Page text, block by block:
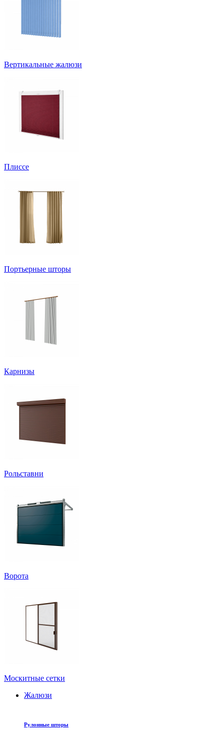
Вертикальные жалюзи
Плиссе
Портьерные шторы
Карнизы
Рольставни
Ворота
Москитные сетки
Жалюзи
Рулонные шторы